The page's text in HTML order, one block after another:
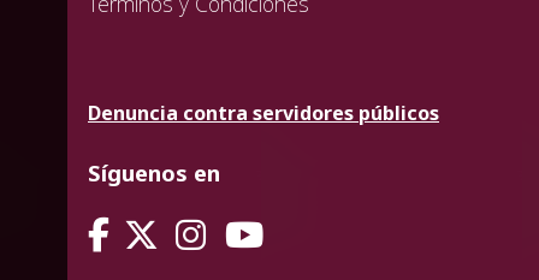
Denuncia contra servidores públicos
Síguenos en